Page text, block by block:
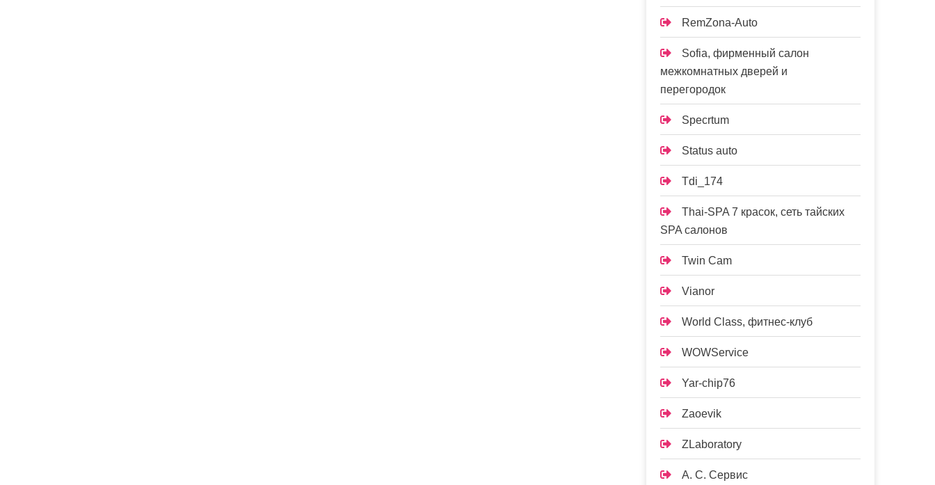
RemZona-Auto
Sofia, фирменный салон
межкомнатных дверей и
перегородок
Specrtum
Status auto
Tdi_174
Thai-SPA 7 красок, сеть тайских
SPA салонов
Twin Cam
Vianor
World Class, фитнес-клуб
WOWService
Yar-chip76
Zaoevik
ZLaboratory
А. С. Сервис